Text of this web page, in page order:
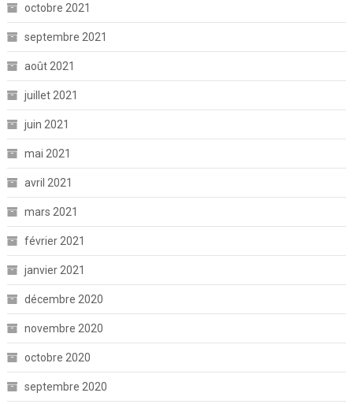
octobre 2021
septembre 2021
août 2021
juillet 2021
juin 2021
mai 2021
avril 2021
mars 2021
février 2021
janvier 2021
décembre 2020
novembre 2020
octobre 2020
septembre 2020